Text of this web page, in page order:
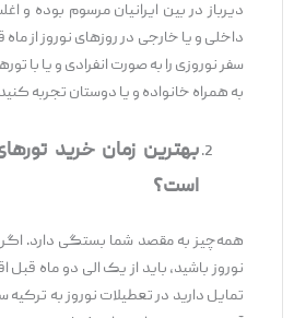
دیرباز در بین ایرانیان مرسوم بوده و
داخلی و یا خارجی در روزهای نوروز از ماه
سفر نوروزی را به صورت انفرادی و یا با
به همراه خانواده و یا دوستان تجربه کنید.
بهترین زمان خرید
است؟
همه‌چیز به مقصد شما بستگی دارد. اگر
نوروز باشید، باید از یک الی دو ماه قبل
تمایل دارید در تعطیلات نوروز به ترکیه